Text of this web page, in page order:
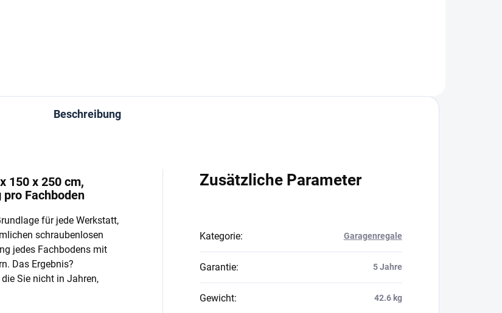
Beschreibung
150 x 250 cm,
Fachboden
für jede Werkstatt,
schraubenlosen
jedes Fachbodens mit
Das Ergebnis?
Sie nicht in Jahren,
Zusätzliche Parameter
Kategorie: Garagenregale
Garantie: 5 Jahre
Gewicht: 42.6 kg